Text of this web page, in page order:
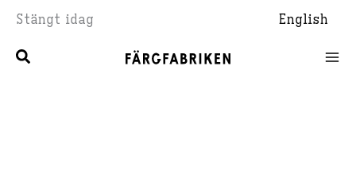
till
innehåll
Stängt idag English